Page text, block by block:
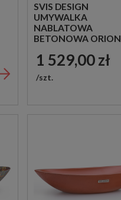
SVIS DESIGN
UMYWALKA
NABLATOWA
BETONOWA ORION
CZERWONA
1 529,00 zł
szt.